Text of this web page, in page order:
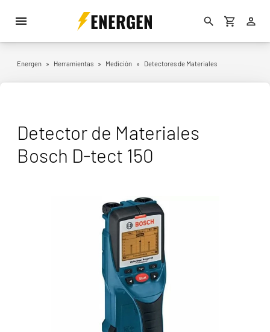
ENERGEN
Energen » Herramientas » Medición » Detectores de Materiales
Detector de Materiales
Bosch D-tect 150